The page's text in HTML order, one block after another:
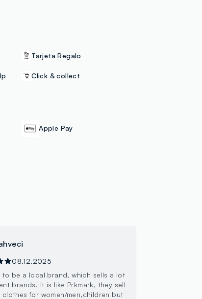
Tarjeta Regalo
Click & collect
Apple Pay
08.12.2025
to be a local brand, which sells a lot
brands. It is like Prkmark, they sell
clothes for women/men,children but